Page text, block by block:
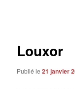
Louxor
Publié le21 janvier